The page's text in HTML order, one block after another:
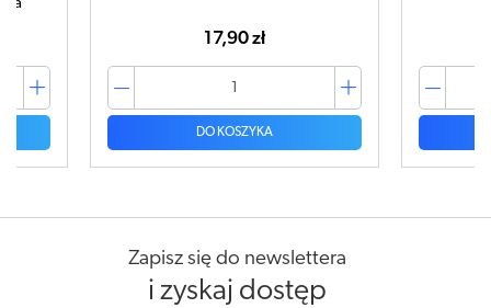
Zapisz się do newslettera
i zyskaj dostęp